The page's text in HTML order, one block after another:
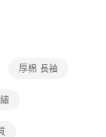
要取消訂單，請聯絡
繫「AFTEE先享後付
厚棉 長袖